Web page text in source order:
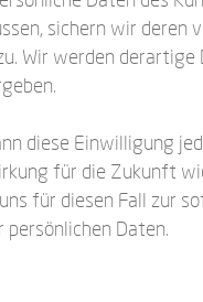
sichern wir deren
Wir werden derartige
diese Einwilligung
für die Zukunft
für diesen Fall zur
persönlichen Daten.